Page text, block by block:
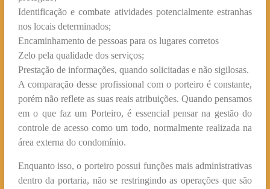
Identificação e combate atividades potencialmente estranhas
nos locais determinados;
Encaminhamento de pessoas para os lugares corretos
Zelo pela qualidade dos serviços;
Prestação de informações, quando solicitadas e não sigilosas.
A comparação desse profissional com o porteiro é constante,
porém não reflete as suas reais atribuições. Quando pensamos
em o que faz um Porteiro, é essencial pensar na gestão do
controle de acesso como um todo, normalmente realizada na
área externa do condomínio.
Enquanto isso, o porteiro possui funções mais administrativas
dentro da portaria, não se restringindo as operações que são